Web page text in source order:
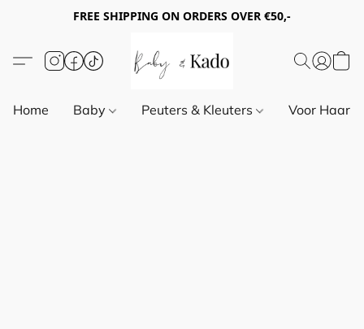
FREE SHIPPING ON ORDERS OVER €50,-
Home Baby Peuters & Kleuters Voor Haar